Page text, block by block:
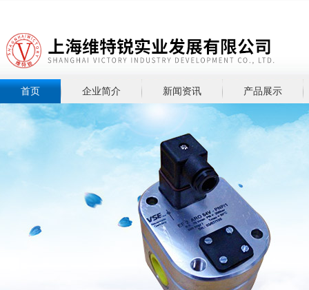
首页 企业简介 新闻资讯 产品展示